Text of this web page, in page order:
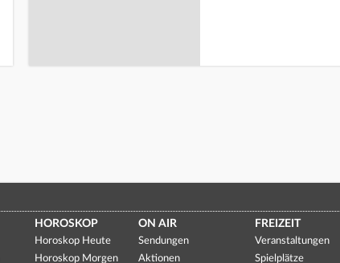
HOROSKOP
Horoskop Heute
Horoskop Morgen
ON AIR
Sendungen
Aktionen
FREIZEIT
Veranstaltungen
Spielplätze